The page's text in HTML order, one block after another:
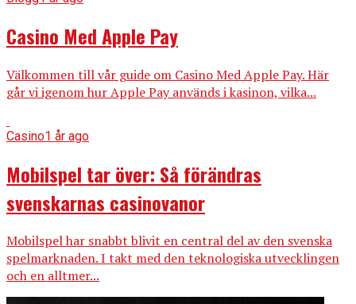
Casino Med Apple Pay
Välkommen till vår guide om Casino Med Apple Pay. Här
går vi igenom hur Apple Pay används i kasinon, vilka...
Casino1 år ago
Mobilspel tar över: Så förändras
svenskarnas casinovanor
Mobilspel har snabbt blivit en central del av den svenska
spelmarknaden. I takt med den teknologiska utvecklingen
och en alltmer...